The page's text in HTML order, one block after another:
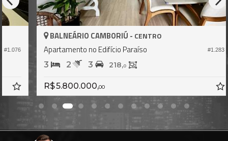
BALNEÁRIO CAMBORIÚ -CENTRO
Apartamento no Edifício Paraíso
2 3 218,0
R$ 5.800.000,00